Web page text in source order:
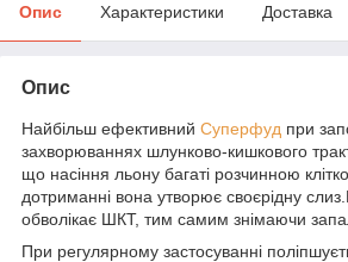
Опис Характеристики Доставка
Опис
Найбільш ефективний Суперфуд при
захворюваннях шлунково-кишкового
що насіння льону багаті розчинною
дотриманні вона утворює своєрідну
обволікає ШКТ, тим самим знімаючи
При регулярному застосуванні